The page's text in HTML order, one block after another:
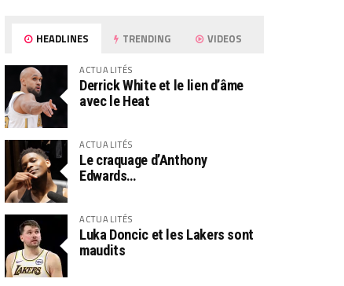
HEADLINES TRENDING VIDEOS
ACTUALITÉS
Derrick White et le lien d’âme
avec le Heat
ACTUALITÉS
Le craquage d’Anthony
Edwards…
ACTUALITÉS
Luka Doncic et les Lakers sont
maudits